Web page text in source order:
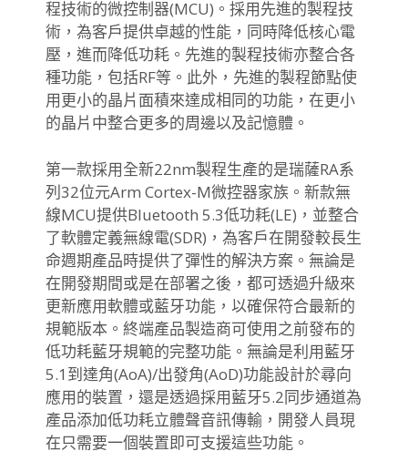
程技術的微控制器(MCU)。採用先進的製程技
術，為客戶提供卓越的性能， 同時降低核心電
壓，進而降低功耗。 先進的製程技術亦整合各
種功能，包括RF等。此外， 先進的製程節點使
用更小的晶片面積來達成相同的功能， 在更小
的晶片中整合更多的周邊以及記憶體。
第一款採用全新22nm製程生產的是瑞薩RA系
列32位元Arm Cortex-M微控器家族。 新款無
線MCU提供Bluetooth 5.3低功耗(LE)，並整合
了軟體定義無線電(SDR)， 為客戶在開發較長生
命週期產品時提供了彈性的解決方案。 無論是
在開發期間或是在部署之後， 都可透過升級來
更新應用軟體或藍牙功能， 以確保符合最新的
規範版本。 終端產品製造商可使用之前發布的
低功耗藍牙規範的完整功能。 無論是利用藍牙
5.1到達角(AoA)/出發角(AoD)功能設計於尋向
應用的裝置，還是透過採用藍牙5.2同步通道為
產品添加低功耗立體聲音訊傳輸， 開發人員現
在只需要一個裝置即可支援這些功能。